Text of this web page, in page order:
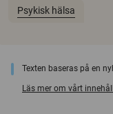
Psykisk hälsa
Texten baseras på en
Läs mer om vårt